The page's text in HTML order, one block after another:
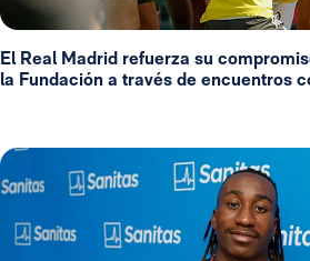
El Real Madrid refuerza su
la Fundación a través de encuentros